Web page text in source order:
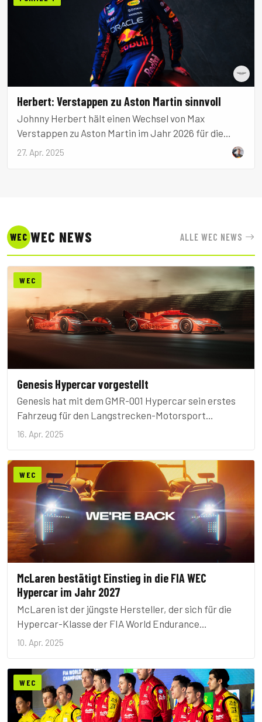
Herbert: Verstappen zu Aston Martin sinnvoll
Johnny Herbert hält einen Wechsel von Max
Verstappen zu Aston Martin im Jahr 2026 für die
vernünftigste Option.
27. Apr. 2025
WEC WEC NEWS ALLE WEC NEWS
WEC
Genesis Hypercar vorgestellt
Genesis hat mit dem GMR-001 Hypercar sein erstes
Fahrzeug für den Langstrecken-Motorsport
vorgestellt.
16. Apr. 2025
WEC
McLaren bestätigt Einstieg in die FIA WEC
Hypercar im Jahr 2027
McLaren ist der jüngste Hersteller, der sich für die
Hypercar-Klasse der FIA World Endurance
Championship entschieden hat. Die britische
Wettbewerb einzusteigen.
10. Apr. 2025
WEC